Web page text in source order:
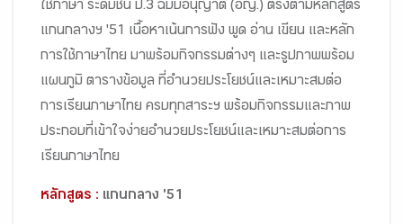
ใช้ภาษา ระดับชั้น ป.3 ฉบับอนุญาต (อญ.) ตรงตามหลักสูตร
แกนกลางฯ '51 เนื้อหาเน้นการฟัง พูด อ่าน เขียน และหลัก
การใช้ภาษาไทย มาพร้อมกิจกรรมต่างๆ และรูปภาพพร้อม
แผนภูมิ ตารางข้อมูล ที่อำนวยประโยชน์และเหมาะสมต่อ
การเรียนภาษาไทย ครบทุกสาระฯ พร้อมกิจกรรมและภาพ
ประกอบที่เข้าใจง่ายอำนวยประโยชน์และเหมาะสมต่อการ
เรียนภาษาไทย
หลักสูตร : แกนกลาง '51